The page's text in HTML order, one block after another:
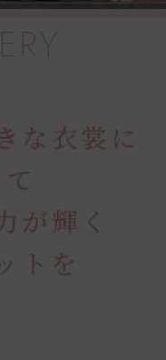
な衣裳に
が輝く
トを